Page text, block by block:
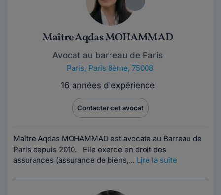
Maître Aqdas MOHAMMAD
Avocat au barreau de Paris
Paris, Paris 8ème, 75008
16 années d'expérience
Contacter cet avocat
Maître Aqdas MOHAMMAD est avocate au Barreau de
Paris depuis 2010. Elle exerce en droit des
assurances (assurance de biens,... Lire la suite